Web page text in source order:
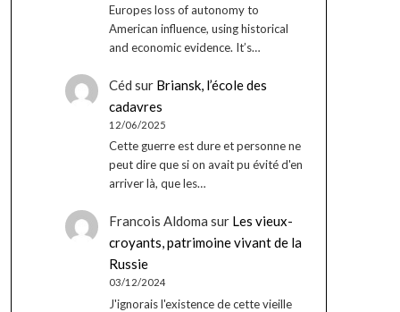
Europes loss of autonomy to
American influence, using historical
and economic evidence. It’s…
Céd sur Briansk, l’école des
cadavres
12/06/2025
Cette guerre est dure et personne ne
peut dire que si on avait pu évité d'en
arriver là, que les…
Francois Aldoma sur Les vieux-
croyants, patrimoine vivant de la
Russie
03/12/2024
J'ignorais l'existence de cette vieille